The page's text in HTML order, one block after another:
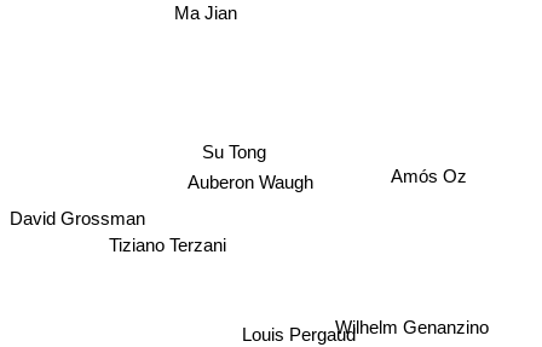
Louis Pergaud
Auberon Waugh
Su Tong
Wilhelm Genanzino
Tiziano Terzani
David Grossman
Amós Oz
Ma Jian